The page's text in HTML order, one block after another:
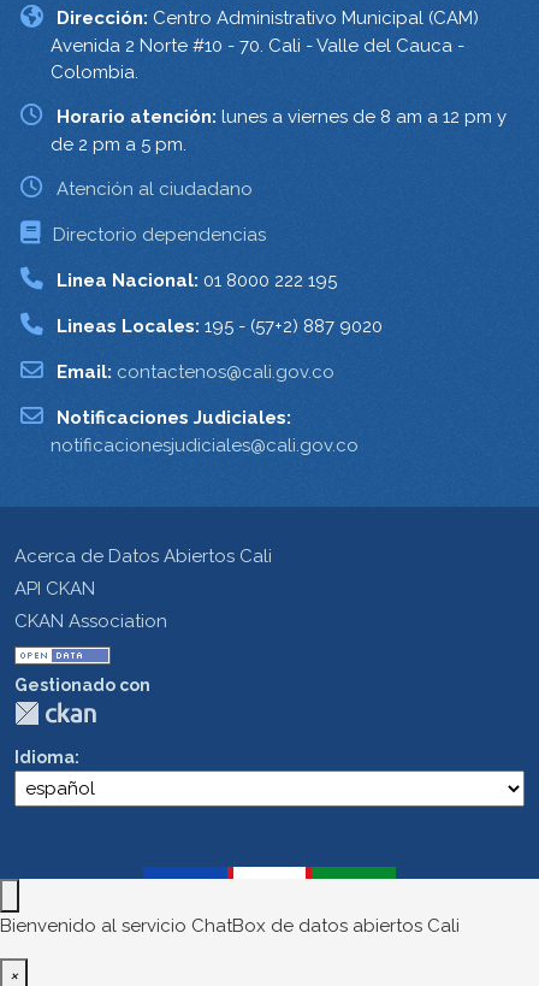
Dirección: Centro Administrativo Municipal (CAM)
Avenida 2 Norte #10 - 70. Cali - Valle del Cauca -
Colombia.
Horario atención: lunes a viernes de 8 am a 12 pm y
de 2 pm a 5 pm.
Atención al ciudadano
Directorio dependencias
Linea Nacional: 01 8000 222 195
Lineas Locales: 195 - (57+2) 887 9020
Email: contactenos@cali.gov.co
Notificaciones Judiciales:
notificacionesjudiciales@cali.gov.co
Acerca de Datos Abiertos Cali
API CKAN
CKAN Association
Gestionado con
Idioma
Bienvenido al servicio ChatBox de datos abiertos Cali
×